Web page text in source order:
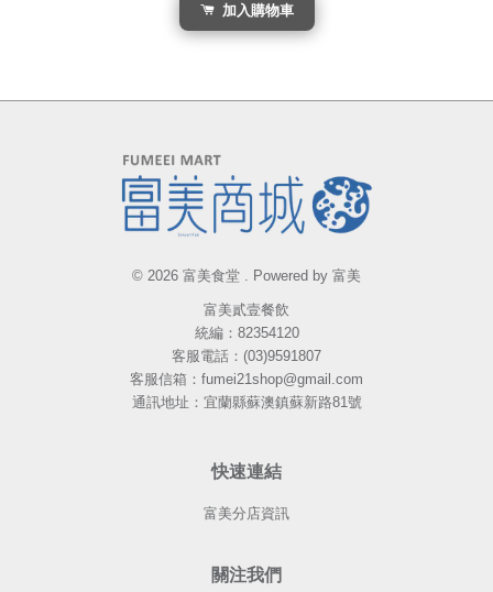
加入購物車
© 2026 富美食堂 . Powered by 富美
富美貳壹餐飲
統編：82354120
客服電話：(03)9591807
客服信箱：fumei21shop@gmail.com
通訊地址：宜蘭縣蘇澳鎮蘇新路81號
快速連結
富美分店資訊
關注我們